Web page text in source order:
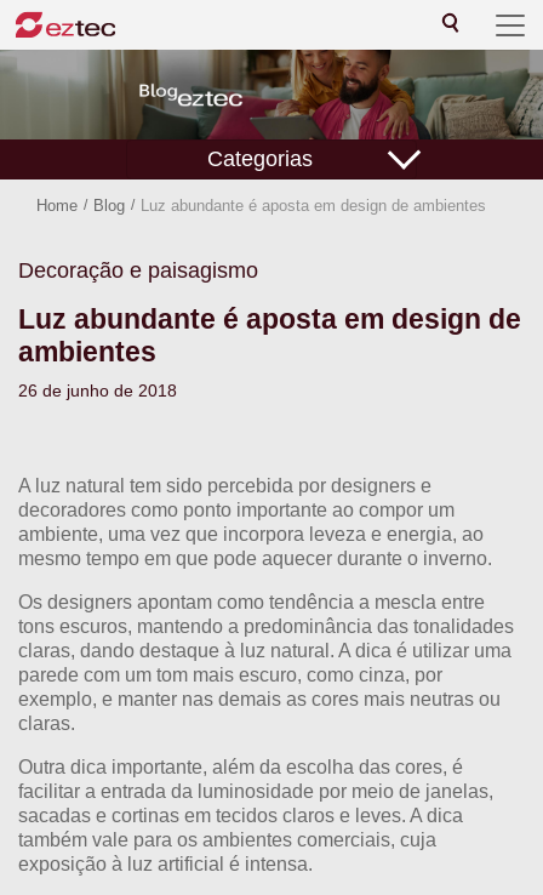
Categorias
Home / Blog / Luz abundante é aposta em design de ambientes
Decoração e paisagismo
Luz abundante é aposta em design de
ambientes
26 de junho de 2018
A luz natural tem sido percebida por designers e
decoradores como ponto importante ao compor um
ambiente, uma vez que incorpora leveza e energia, ao
mesmo tempo em que pode aquecer durante o inverno.
Os designers apontam como tendência a mescla entre
tons escuros, mantendo a predominância das tonalidades
claras, dando destaque à luz natural. A dica é utilizar uma
parede com um tom mais escuro, como cinza, por
exemplo, e manter nas demais as cores mais neutras ou
claras.
Outra dica importante, além da escolha das cores, é
facilitar a entrada da luminosidade por meio de janelas,
sacadas e cortinas em tecidos claros e leves. A dica
também vale para os ambientes comerciais, cuja
exposição à luz artificial é intensa.